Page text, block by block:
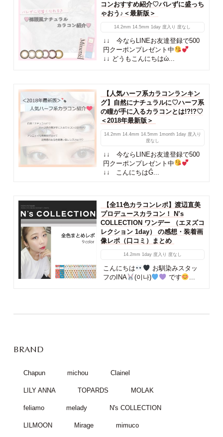
コンおすすめ紹介♡バレずに盛っち
ゃおう♪＜最新版＞
14.2mm 14.5mm 1day 度入り 度なし
↓↓ 今ならLINEお友達登録で500
円クーポンプレゼント中
↓↓ どうもこんにちはὠ...
【人気ハーフ系カラコンランキン
グ】自然にナチュラルに♡ハーフ系
の瞳が手に入るカラコンとは!?!?♡
＜2018年最新版＞
14.2mm 14.4mm 14.5mm 1month 1day 度入り
度なし
↓↓ 今ならLINEお友達登録で500
円クーポンプレゼント中
↓↓ こんにちはǴ...
【全11色カラコンレポ】渡辺直美
プロデュースカラコン！ N’s
COLLECTION ワンデー （エヌズコ
レクション 1day） の感想・装着画
像レポ（口コミ）まとめ
14.2mm 1day 度入り 度なし
こんにちは
お馴染みスタッ
フのINA
(이나) です ...
BRAND
Chapun michou Clainel
LILY ANNA TOPARDS MOLAK
feliamo melady N's COLLECTION
LILMOON Mirage mimuco